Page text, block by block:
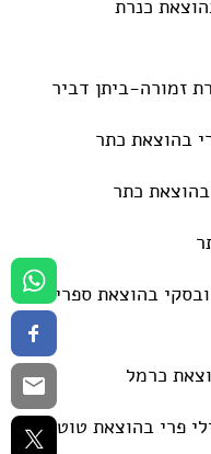
כנרת
זמורה-ביתן דביר
בהוצאת כתר
כתר
בהוצאת ספריית
כרמל
פרי בהוצאת טוטם